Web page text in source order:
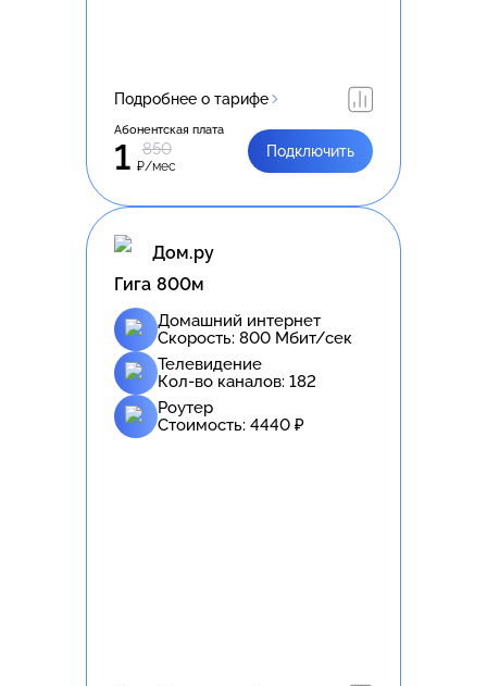
Подробнее о тарифе
Абонентская плата
1 850
₽/мес
Подключить
Дом.ру
Гига 800м
Домашний интернет
Скорость: 800 Мбит/сек
Телевидение
Кол-во каналов: 182
Роутер
Стоимость: 4440 ₽